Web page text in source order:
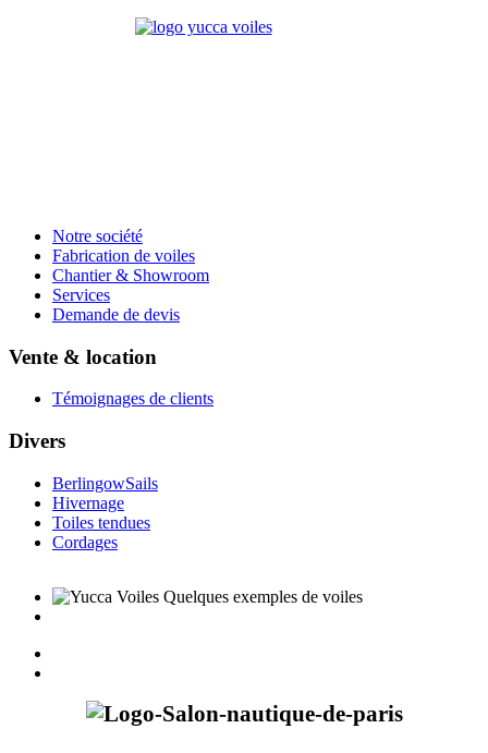
Notre société
Fabrication de voiles
Chantier & Showroom
Services
Demande de devis
Vente & location
Témoignages de clients
Divers
BerlingowSails
Hivernage
Toiles tendues
Cordages